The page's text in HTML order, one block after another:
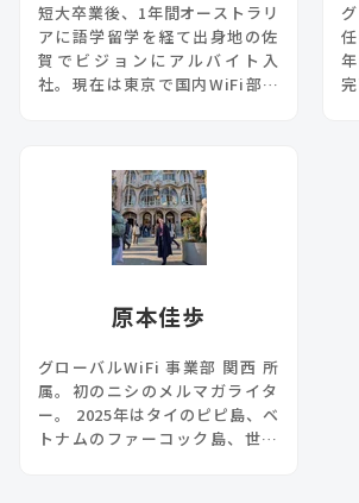
短大卒業後、1年間オーストラリ
アに語学留学を経て出身地の佐
賀でビジョンにアルバイト入
社。現在は東京で国内WiFi部門
みる」がモットー！でも、根は
人見知り。
原本佳歩
グローバルWiFi 事業部 関西 所
属。初のニシのメルマガライタ
ー。 2025年はタイのピピ島、ベ
トナムのファーコック島、世界